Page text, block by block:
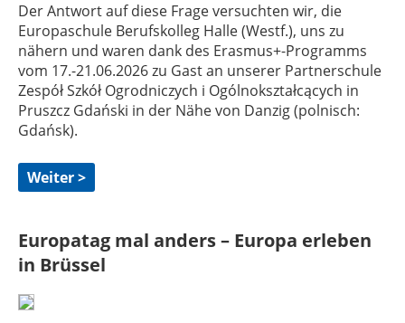
Der Antwort auf diese Frage versuchten wir, die
Europaschule Berufskolleg Halle (Westf.), uns zu
nähern und waren dank des Erasmus+-Programms
vom 17.-21.06.2026 zu Gast an unserer Partnerschule
Zespół Szkół Ogrodniczych i Ogólnokształcących in
Pruszcz Gdański in der Nähe von Danzig (polnisch:
Gdańsk).
Weiter >
Europatag mal anders – Europa erleben
in Brüssel